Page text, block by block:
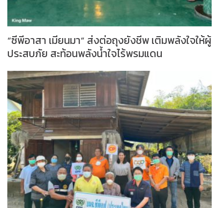
“ซีพีอาสา เมียนมา” ส่งต่อถุงยังชีพ เติมพลังใจให้ผู้
ประสบภัย สะท้อนพลังน้ำใจไร้พรมแดน